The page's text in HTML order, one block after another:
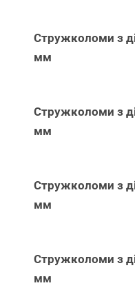
Стружколоми з
мм
Стружколоми з
мм
Стружколоми з
мм
Стружколоми з
мм